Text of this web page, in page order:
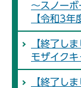
～スノー
【令和3年
【終了し
モザイク
【終了し